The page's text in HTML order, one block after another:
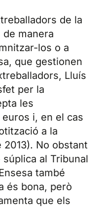
de la
de manera
los o a
que gestionen
Lluís
per la
les
i, en el cas
a la
2013). No obstant
al Tribunal
també
és bona, però
que els